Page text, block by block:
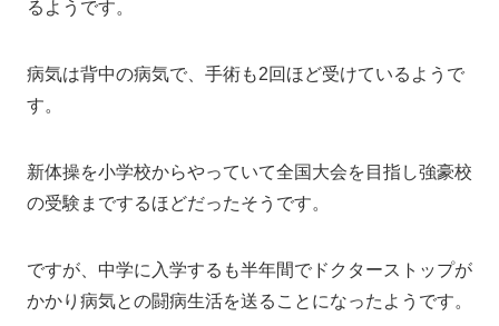
るようです。
病気は背中の病気で、手術も2回ほど受けているようで
す。
新体操を小学校からやっていて全国大会を目指し強豪校
の受験までするほどだったそうです。
ですが、中学に入学するも半年間でドクターストップが
かかり病気との闘病生活を送ることになったようです。